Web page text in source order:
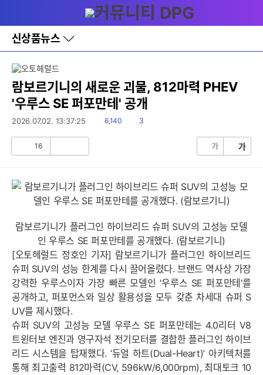
와
홈
신상품뉴스
바
로
레
이
어
토
람보르기니의 새로운 괴물, 812마력 PHEV
'우루스 SE 퍼포만테' 공개
2026.07.02. 13:37:25
읽
6,140
댓
3
16 가 가
람보르기니가 플러그인 하이브리드 슈퍼 SUV의 고성능 모델
인 우루스 SE 퍼포만테를 공개했다. (람보르기니)
[오토헤럴드 정호인 기자] 람보르기니가 플러그인 하이브리드
슈퍼 SUV의 성능 한계를 다시 끌어올렸다. 브랜드 역사상 가장
강력한 우루스이자 가장 빠른 모델인 '우루스 SE 퍼포만테'를
공개하고, 퍼포먼스와 일상 활용성을 모두 갖춘 차세대 슈퍼 S
UV를 제시했다.
슈퍼 SUV의 고성능 모델 우루스 SE 퍼포만테는 4.0리터 V8
트윈터보 엔진과 영구자석 전기모터를 결합한 플러그인 하이브
리드 시스템을 탑재했다. ‘듀얼 하트(Dual-Heart)’ 아키텍처를
통해 최고출력 812마력(CV, 596kW/6,000rpm), 최대토크 10
세부정보 열기/접기